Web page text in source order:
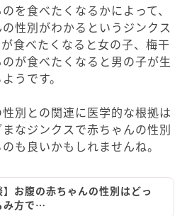
を食べたくなるかによって、
性別がわかるというジンクス
食べたくなると女の子、梅干
が食べたくなると男の子が生
うです。
別との関連に医学的な根拠は
なジンクスで赤ちゃんの性別
も良いかもしれませんね。
】お腹の赤ちゃんの性別はどっ
み方で…